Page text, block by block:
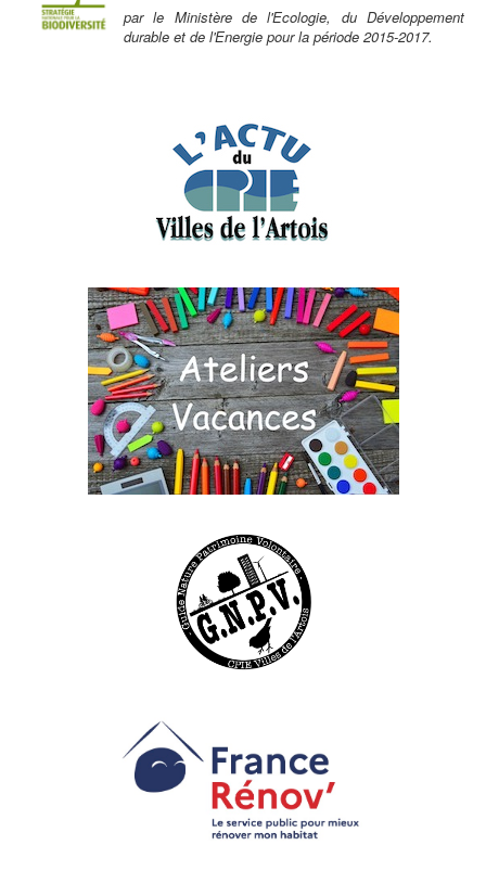
par le Ministère de l'Ecologie, du Développement
durable et de l'Energie pour la période 2015-2017.